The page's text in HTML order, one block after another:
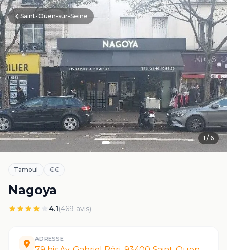
Saint-Ouen-sur-Seine
1 / 6
Tamoul €€
Nagoya
4.1(469 avis)
ADRESSE